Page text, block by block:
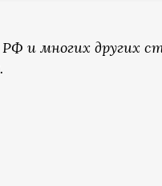
и многих других